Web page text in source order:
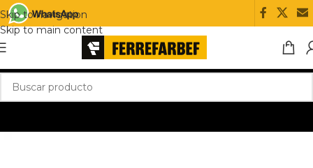
Skip to navigation
Skip to main content